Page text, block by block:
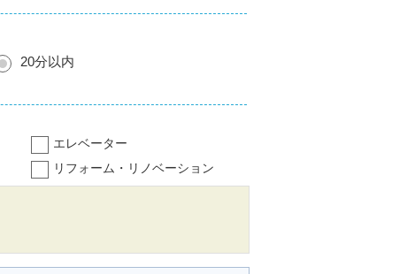
20分以内
エレベーター
リフォーム・リノベーション